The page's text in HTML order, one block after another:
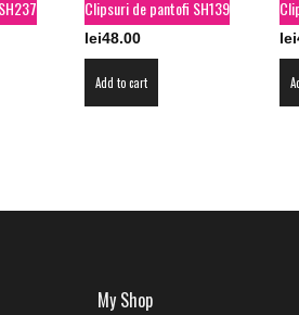
Clipsuri de pantofi SH139
lei48.00
Add to cart
lei
My Shop